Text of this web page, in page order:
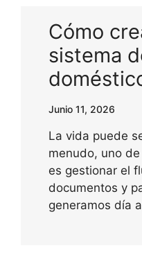
Cómo
sistema
Junio 11, 2026
La vida puede
menudo, uno
es gestionar el
documentos y
generamos día